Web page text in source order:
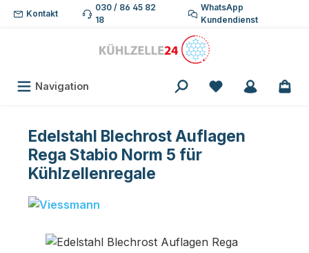
Zum Hauptinhalt springen
Kontakt
030 / 86 45 82
18
WhatsApp
Kundendienst
Navigation Du hast 0
Edelstahl Blechrost Auflagen
Rega Stabio Norm 5 für
Kühlzellenregale
Bildergalerie überspringen